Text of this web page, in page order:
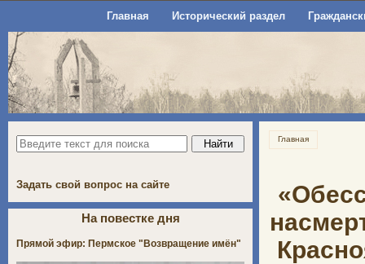
Главная Исторический раздел
Главная
Задать свой вопрос на сайте
На повестке дня
Прямой эфир: Пермское "Возвращение имён"